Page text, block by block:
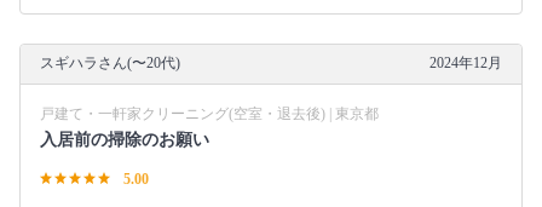
スギハラさん(〜20代) 2024年12月
戸建て・一軒家クリーニング(空室・退去後) | 東京都
入居前の掃除のお願い
5.00